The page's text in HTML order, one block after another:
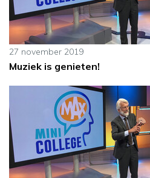
27 november 2019
Muziek is genieten!